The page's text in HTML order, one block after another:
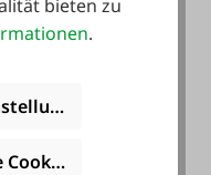
bieten zu
.
akzeptieren